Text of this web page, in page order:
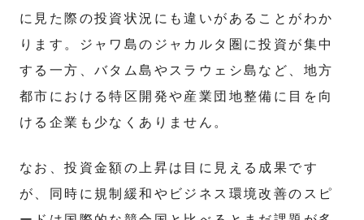
に見た際の投資状況にも違いがあることがわか
ります。ジャワ島のジャカルタ圏に投資が集中
する一方、バタム島やスラウェシ島など、地方
都市における特区開発や産業団地整備に目を向
ける企業も少なくありません。
なお、投資金額の上昇は目に見える成果です
が、同時に規制緩和やビジネス環境改善のスピ